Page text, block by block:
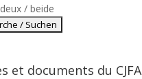
/ beide
et documents du CJFA